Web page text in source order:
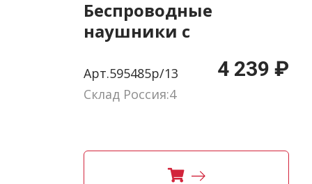
Беспроводные
наушники с
«Mysound BH-13 ANC»
Арт.595485p/13 4 239 ₽
Склад Россия:4